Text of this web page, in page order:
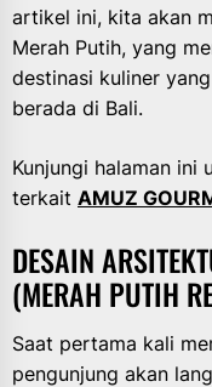
artikel ini, kita akan
Merah Putih, yang
destinasi kuliner
berada di Bali.
Kunjungi halaman ini
terkait AMUZ
DESAIN
(MERAH PUTIH
Saat pertama kali
pengunjung akan